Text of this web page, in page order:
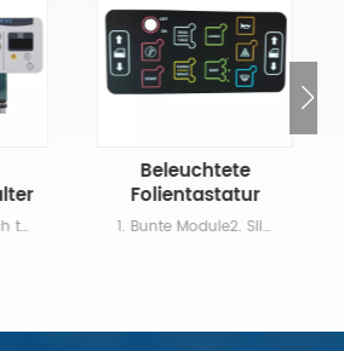
1. Kundenspezifisch taktil oder nicht taktil 2. Bunte Module,Flexible Reaktion,Maßgeschneidertes Panel 3. >1 Million Mal: Tastenansprechverhalten, dauerhafte Klebrigkeit, hohe Temperaturbeständigkeit 4. Das wasserdichte IP 65-68-Design wird zum Laden von Stapeln, Jätmaschinen und anderen Outdoor-Geräten verwendet 5. Klarer Druck: Ricb-Farbe, nicht leicht zu entfärben, nicht leicht zu tragen
Beleuchtete
Folientastatur
1. Bunte Module2. Silberner Flex-Schaltkreis3. Eingebettete LEDs, Widerstände und Sensoren4. Kann den wasserdichten Anforderungen des Kunden und dem UV-Schutzdesign entsprechen5. Glasfaser- und Elektrolumineszenz-Hintergrundbeleuchtung, EL-Hintergrundbeleuchtung, LED-Hintergrundbeleuchtungseffekt, Light Guild Film (LGF oder LGP)-Hintergrundbeleuchtung, Glasfaser-Hintergrundbeleuchtung.6. ESD-Antistatikdesign: Verwendung von Aluminiumfolie, Printing AG oder C-Plasma, antistatischer ITO-Film